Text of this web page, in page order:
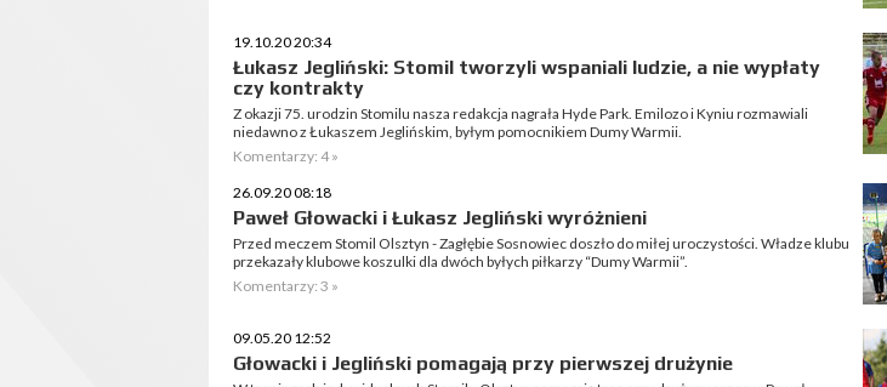
19.10.20 20:34
Łukasz Jegliński: Stomil tworzyli wspaniali ludzie, a nie wypłaty
czy kontrakty
Z okazji 75. urodzin Stomilu nasza redakcja nagrała Hyde Park. Emilozo i Kyniu rozmawiali
niedawno z Łukaszem Jeglińskim, byłym pomocnikiem Dumy Warmii.
Komentarzy: 4 »
26.09.20 08:18
Paweł Głowacki i Łukasz Jegliński wyróżnieni
Przed meczem Stomil Olsztyn - Zagłębie Sosnowiec doszło do miłej uroczystości. Władze klubu
przekazały klubowe koszulki dla dwóch byłych piłkarzy “Dumy Warmii”.
Komentarzy: 3 »
09.05.20 12:52
Głowacki i Jegliński pomagają przy pierwszej drużynie